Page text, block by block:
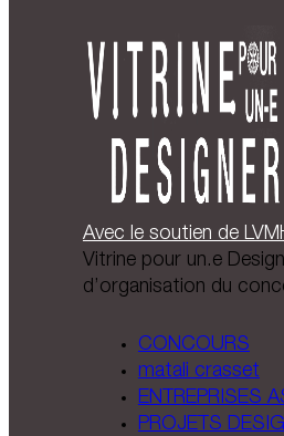
Avec le soutien de
Vitrine pour un.e
d’organisation du
CONCOURS
matali crasset
ENTREPRISES
PROJETS